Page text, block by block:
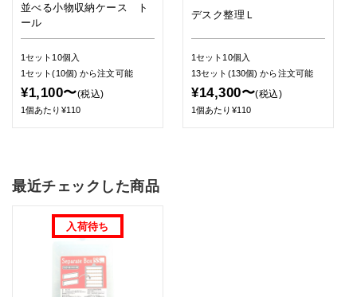
並べる小物収納ケース ト
ール
1セット10個入
1セット(10個)から注文可能
¥1,100〜(税込)
1個あたり¥110
デスク整理Ｌ
1セット10個入
13セット(130個)から注文可能
¥14,300〜(税込)
1個あたり¥110
最近チェックした商品